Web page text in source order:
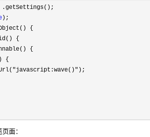
.getSettings();
);
{
{
{
{
"javascript:wave()" );
面：